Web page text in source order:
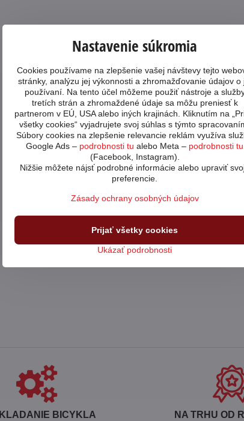
BICYKLA NA TRHU OD
Nastavenie súkromia
Cookies používame na zlepšenie vašej návštevy tejto
stránky, analýzu jej výkonnosti a zhromažďovanie údajov o
používaní. Na tento účel môžeme použiť nástroje a
tretích strán a zhromaždené údaje sa môžu preniesť k
partnerom v EÚ, USA alebo iných krajinách. Kliknutím na
všetky cookies“ vyjadrujete svoj súhlas s týmto
Súbory cookies na zlepšenie relevancie reklám využíva
Google Ads – podrobnosti tu alebo Meta – podrobnosti tu
(Facebook, Instagram).
Nižšie môžete nájsť podrobné informácie alebo upraviť
preferencie.
Zásady ochrany osobných údajov
Ukázať podrobnosti
Prijať všetky cookies